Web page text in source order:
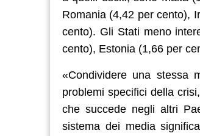
Romania (4,42 per cento),
cento). Gli Stati meno
cento), Estonia (1,66 per
«Condividere una stessa
problemi specifici della
che succede negli altri
sistema dei media